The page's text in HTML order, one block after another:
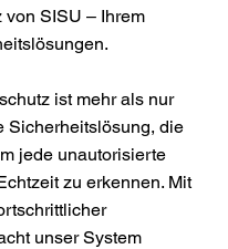
SISU – Ihrem
ist mehr als nur
Sicherheitslösung, die
jede unautorisierte
zu erkennen. Mit
unser System